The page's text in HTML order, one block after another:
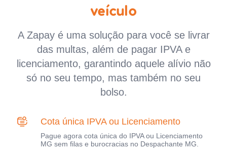
veículo
A Zapay é uma solução para você se livrar
das multas, além de pagar IPVA e
licenciamento, garantindo aquele alívio não
só no seu tempo, mas também no seu
bolso.
Cota única IPVA ou Licenciamento
Pague agora cota única do IPVA ou Licenciamento
MG sem filas e burocracias no Despachante MG.